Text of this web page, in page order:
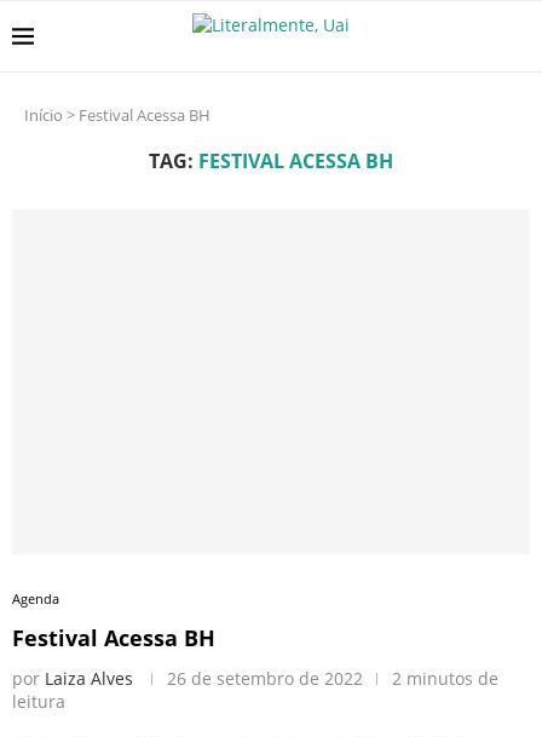
Início > Festival Acessa BH
TAG: FESTIVAL ACESSA BH
Agenda
Festival Acessa BH
por Laiza Alves 26 de setembro de 2022
2 minutos de
leitura